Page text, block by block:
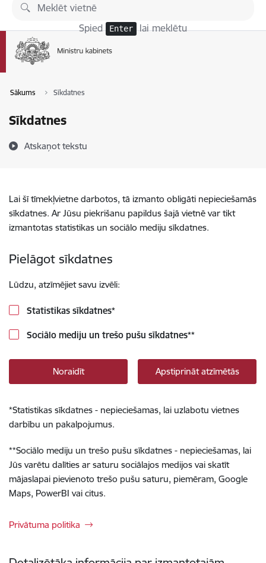
Pāriet uz lapas saturu
Spied Enter lai meklētu
Sākums Sīkdatnes
Sīkdatnes
Atskaņot tekstu
Lai šī tīmekļvietne darbotos, tā izmanto obligāti nepieciešamās
sīkdatnes. Ar Jūsu piekrišanu papildus šajā vietnē var tikt
izmantotas statistikas un sociālo mediju sīkdatnes.
Pielāgot sīkdatnes
Lūdzu, atzīmējiet savu izvēli:
Statistikas sīkdatnes*
Sociālo mediju un trešo pušu sīkdatnes**
Noraidīt Apstiprināt atzīmētās
*Statistikas sīkdatnes - nepieciešamas, lai uzlabotu vietnes
darbību un pakalpojumus.
**Sociālo mediju un trešo pušu sīkdatnes - nepieciešamas, lai
Jūs varētu dalīties ar saturu sociālajos medijos vai skatīt
mājaslapai pievienoto trešo pušu saturu, piemēram, Google
Maps, PowerBI vai citus.
Privātuma politika